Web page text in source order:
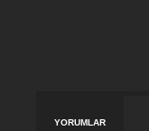
YORUMLAR